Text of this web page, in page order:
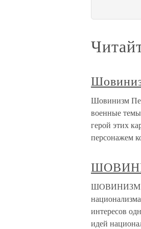
Шовинизм
военные
герой этих
персонажем
ШОВИНИЗМ
интересов
идей